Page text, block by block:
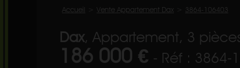
Accueil Vente Appartement Dax 3864-106403
Dax, Appartement, 3
186 000 € - Réf : 3864-